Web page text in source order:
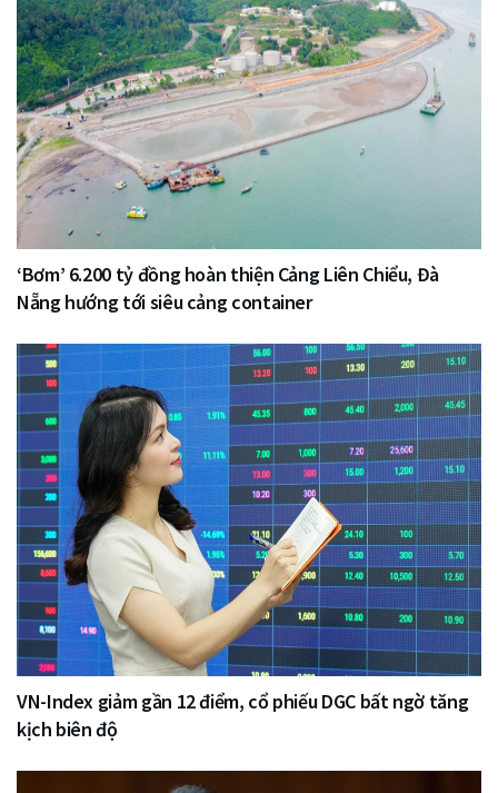
‘Bơm’ 6.200 tỷ đồng hoàn thiện Cảng Liên Chiểu, Đà
Nẵng hướng tới siêu cảng container
VN-Index giảm gần 12 điểm, cổ phiếu DGC bất ngờ tăng
kịch biên độ